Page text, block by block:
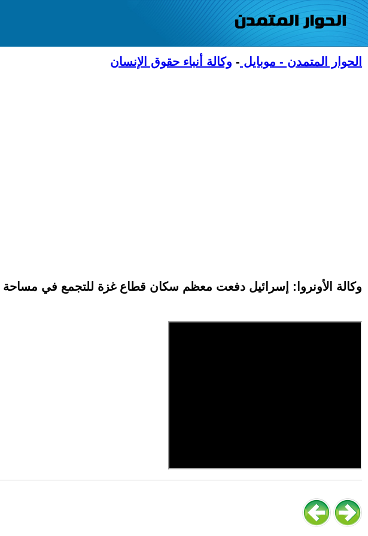
الحوار المتمدن - موبايل - وكالة أنباء حقوق الإنسان
وكالة الأونروا: إسرائيل دفعت معظم سكان قطاع غزة للتجمع في مساحة 55 كلم